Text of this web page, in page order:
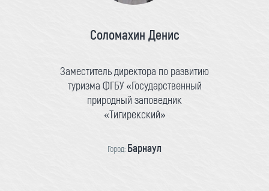
Соломахин Денис
Заместитель директора по развитию
туризма ФГБУ «Государственный
природный заповедник
«Тигирекский»
Город: Барнаул